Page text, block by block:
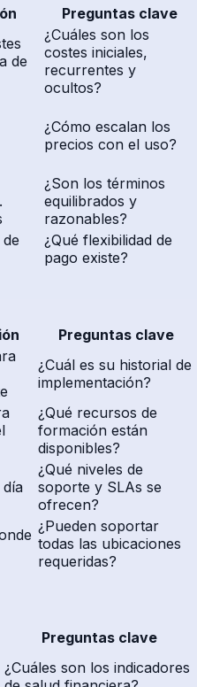
Preguntas clave
de
¿Cuáles son los
costes iniciales,
recurrentes y
ocultos?
¿Cómo escalan los
precios con el uso?
¿Son los términos
equilibrados y
razonables?
¿Qué flexibilidad de
pago existe?
Preguntas clave
¿Cuál es su historial de
implementación?
¿Qué recursos de
formación están
disponibles?
¿Qué niveles de
soporte y SLAs se
ofrecen?
¿Pueden soportar
todas las ubicaciones
requeridas?
Preguntas clave
¿Cuáles son los indicadores